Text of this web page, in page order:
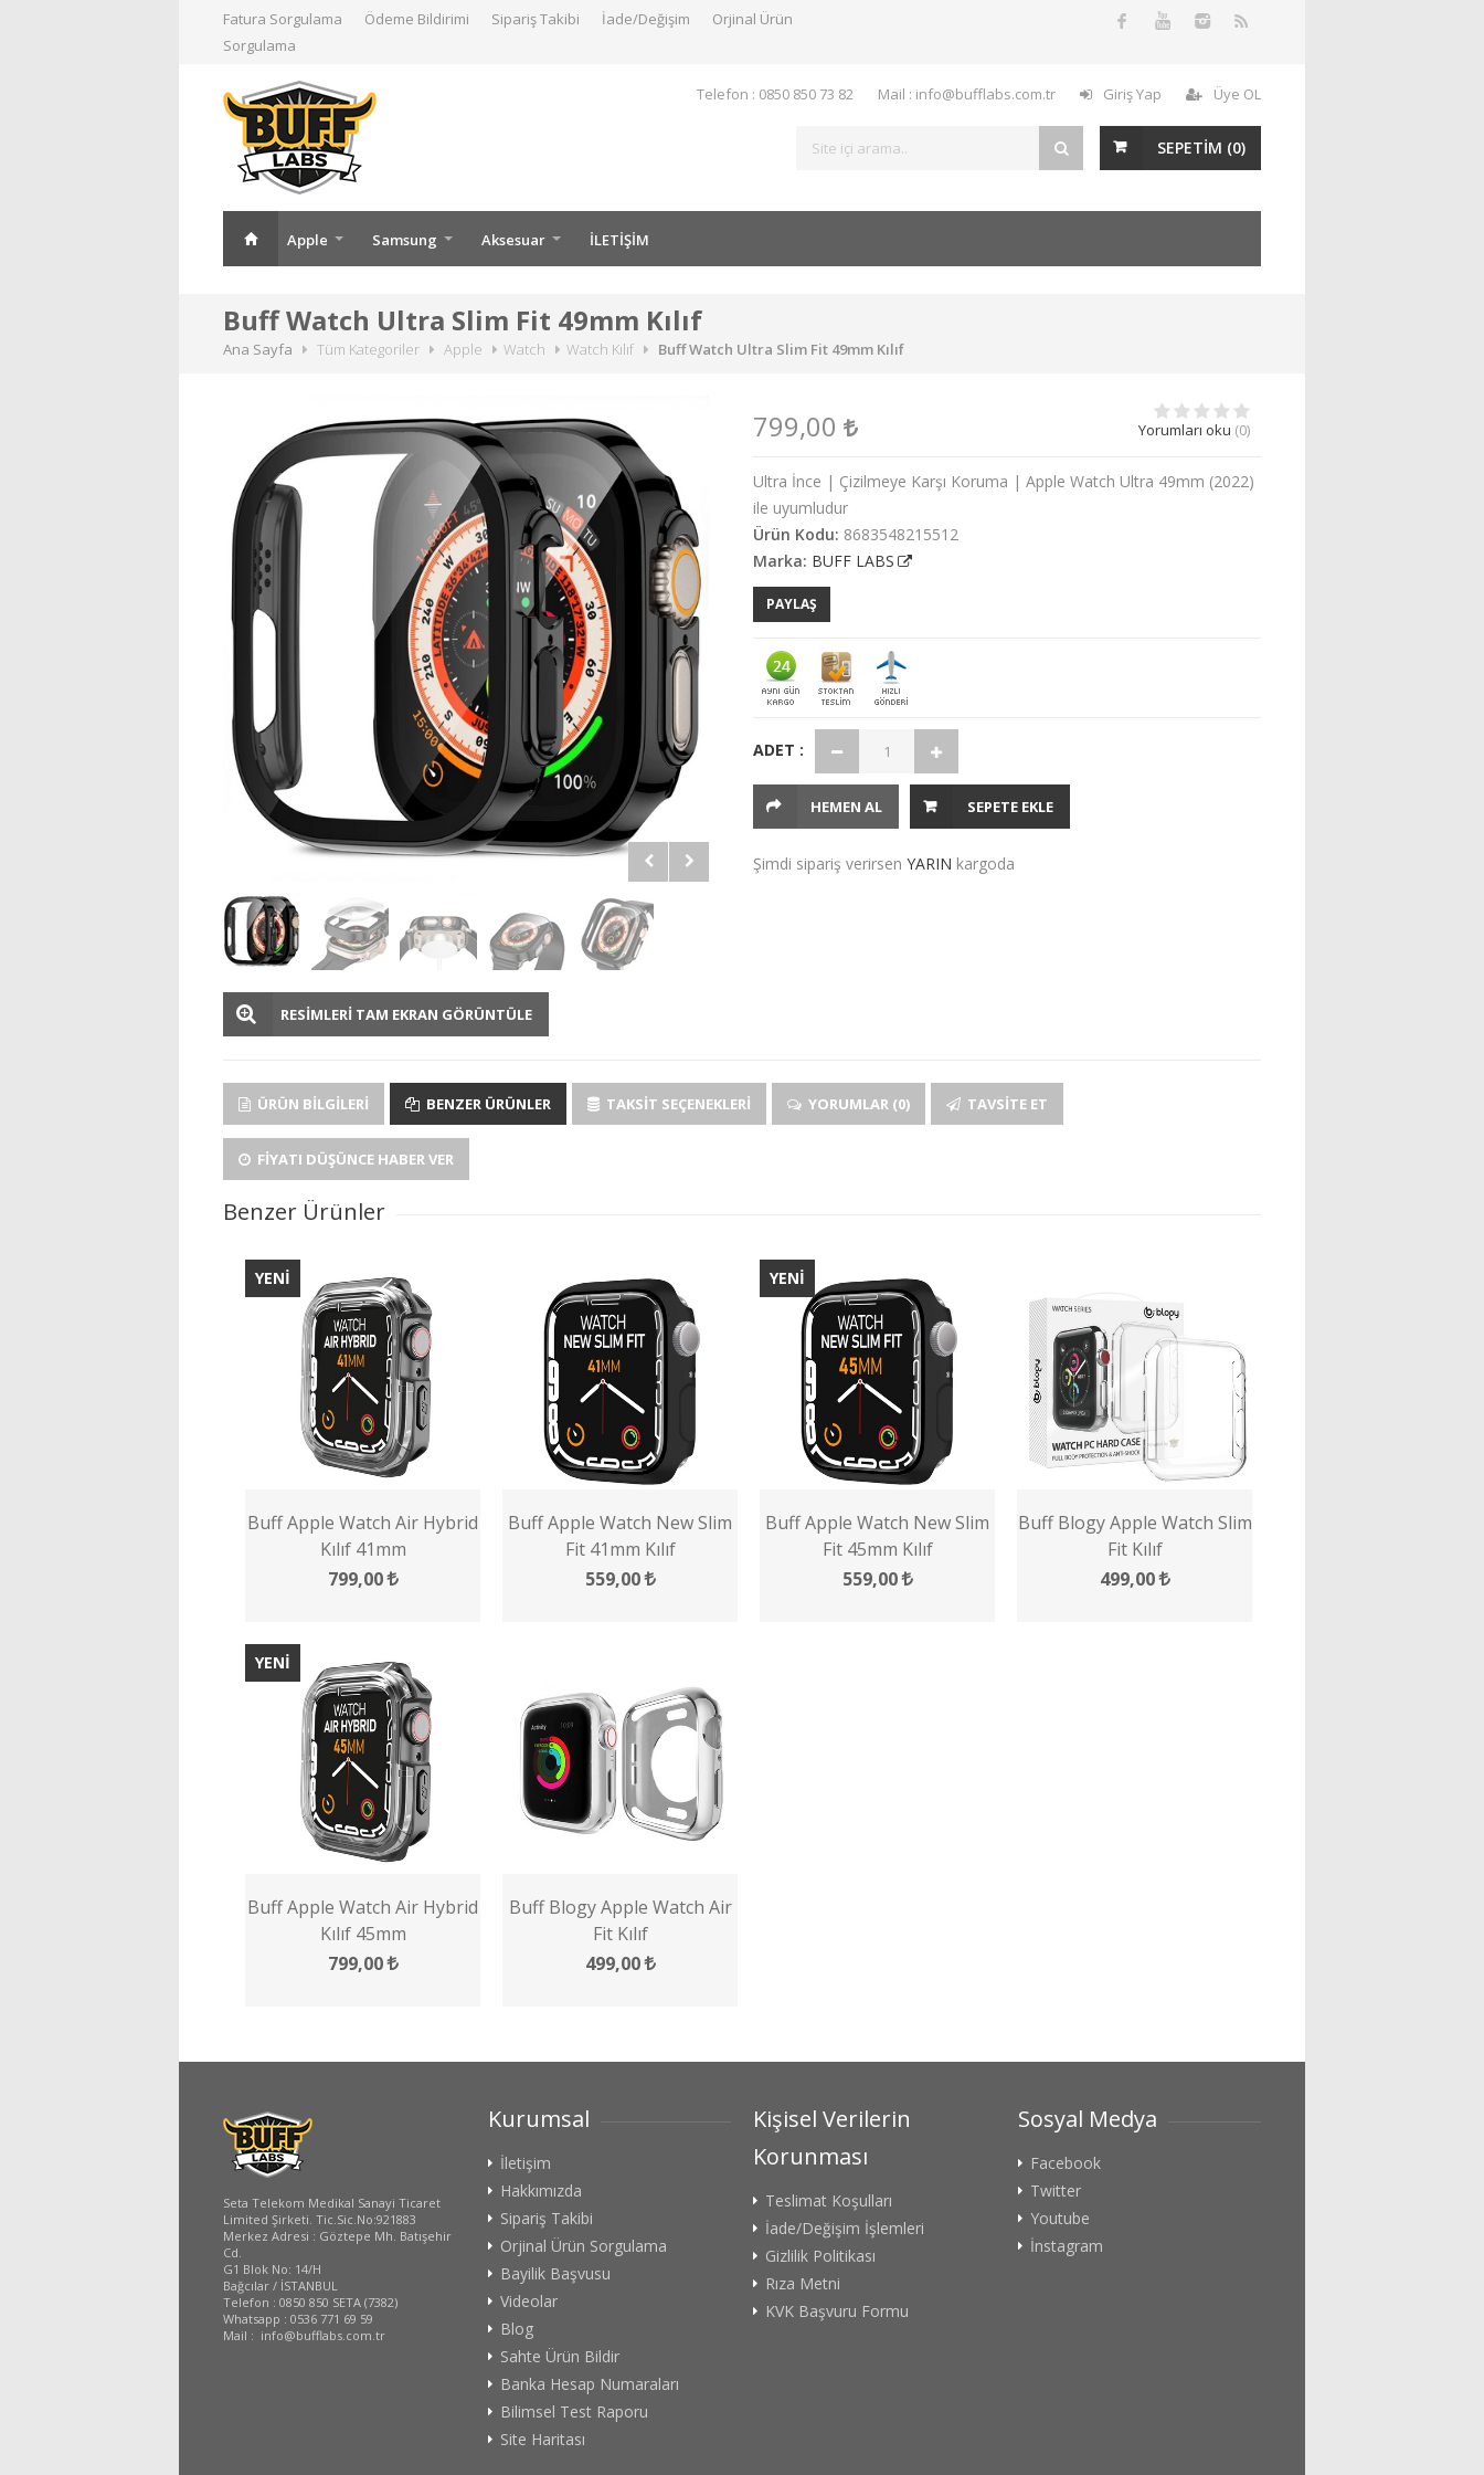
Fatura Sorgulama Ödeme Bildirimi Sipariş Takibi İade/Değişim
Orjinal Ürün
Sorgulama
Telefon : 0850 850 73 82 Mail : info@bufflabs.com.tr Giriş Yap Üye OL
SEPETİM (0)
Apple Samsung Aksesuar İLETİŞİM
Buff Watch Ultra Slim Fit 49mm Kılıf
Ana Sayfa Tüm Kategoriler Apple Watch Watch Kılıf Buff Watch Ultra Slim Fit 49mm Kılıf
RESİMLERİ TAM EKRAN GÖRÜNTÜLE
799,00 Yorumları oku (0)
Ultra İnce | Çizilmeye Karşı Koruma | Apple Watch Ultra 49mm (2022)
ile uyumludur
Ürün Kodu: 8683548215512
Marka: BUFF LABS
PAYLAŞ
ADET :
HEMEN AL SEPETE EKLE
Şimdi sipariş verirsen YARIN kargoda
ÜRÜN BILGILERI BENZER ÜRÜNLER TAKSIT SEÇENEKLERI YORUMLAR (0) TAVSITE ET
FIYATI DÜŞÜNCE HABER VER
Benzer Ürünler
YENİ
Buff Apple Watch Air Hybrid
Kılıf 41mm
799,00
Buff Apple Watch New Slim
Fit 41mm Kılıf
559,00
YENİ
Buff Apple Watch New Slim
Fit 45mm Kılıf
559,00
Buff Blogy Apple Watch Slim
Fit Kılıf
499,00
YENİ
Buff Apple Watch Air Hybrid
Kılıf 45mm
799,00
Buff Blogy Apple Watch Air
Fit Kılıf
499,00
Seta Telekom Medikal Sanayi Ticaret
Limited Şirketi. Tic.Sic.No:921883
Merkez Adresi : Göztepe Mh. Batışehir
Cd.
G1 Blok No: 14/H
Bağcılar / İSTANBUL
Telefon : 0850 850 SETA (7382)
Whatsapp : 0536 771 69 59
Mail : info@bufflabs.com.tr
Kurumsal
İletişim
Hakkımızda
Sipariş Takibi
Orjinal Ürün Sorgulama
Bayilik Başvusu
Videolar
Blog
Sahte Ürün Bildir
Banka Hesap Numaraları
Bilimsel Test Raporu
Site Haritası
Kişisel Verilerin
Korunması
Teslimat Koşulları
İade/Değişim İşlemleri
Gizlilik Politikası
Rıza Metni
KVK Başvuru Formu
Sosyal Medya
Facebook
Twitter
Youtube
İnstagram